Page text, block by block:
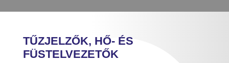
TŰZJELZŐK, HŐ- ÉS
FÜSTELVEZETŐK